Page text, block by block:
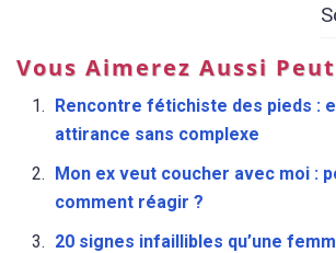
Vous Aimerez Aussi
Rencontre fétichiste des pieds :
attirance sans complexe
Mon ex veut coucher avec moi :
comment réagir ?
20 signes infaillibles qu’une